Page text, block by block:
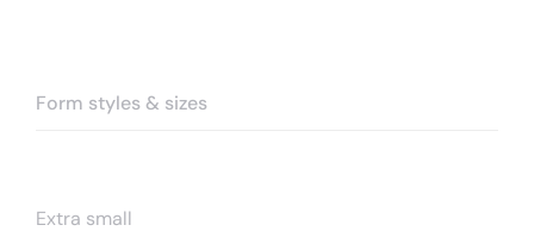
Form styles & sizes
Extra small